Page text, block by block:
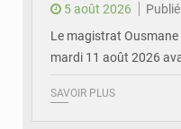
5 août 2026
Le magistrat
mardi 11 août 2026
SAVOIR PLUS